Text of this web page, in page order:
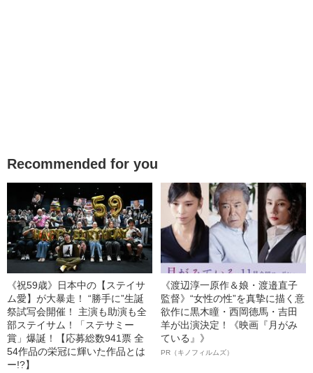
Recommended for you
《祝59歳》日本中の【ステイサ
ム愛】が大暴走！ “勝手に”生誕
祭試写会開催！ 主演も助演も全
部ステイサム！「ステサミー
賞」爆誕！【応募総数941票 全
54作品の栄冠に輝いた作品とは
ー!?】
《渡辺淳一原作＆娘・渡邉直子
監督》“女性の性”を真摯に描く意
欲作に黒木瞳・西岡德馬・吉田
羊が出演決定！《映画『月がみ
ている』》
PR（キノフィルムズ）